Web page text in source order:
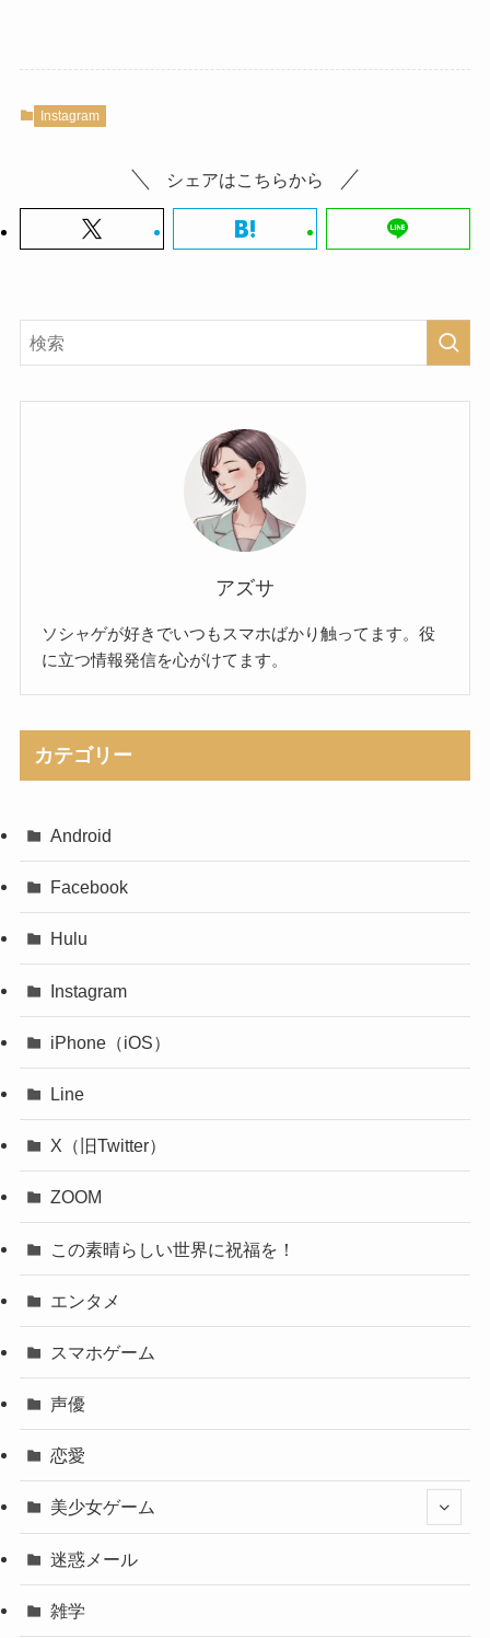
Instagram
シェアはこちらから
アズサ
ソシャゲが好きでいつもスマホばかり触ってます。役
に立つ情報発信を心がけてます。
カテゴリー
Android
Facebook
Hulu
Instagram
iPhone（iOS）
Line
X（旧Twitter）
ZOOM
この素晴らしい世界に祝福を！
エンタメ
スマホゲーム
声優
恋愛
美少女ゲーム
迷惑メール
雑学